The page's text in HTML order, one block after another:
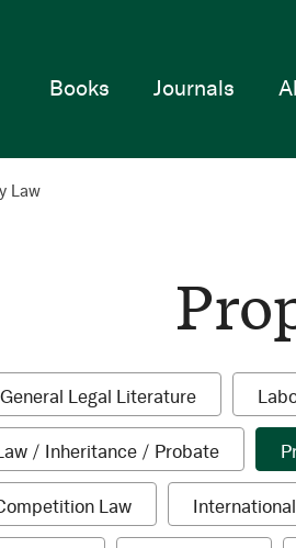
Home
Books Journals
Law
General Legal Literature
item
/ Inheritance / Probate
item
Law
item